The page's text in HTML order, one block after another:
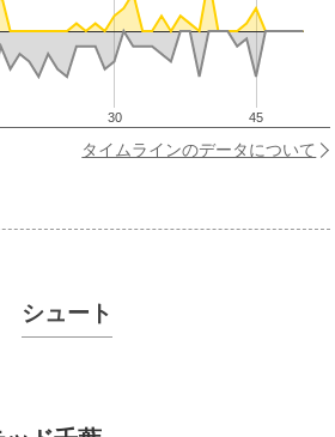
30 45
タイムラインのデータについて
シュート